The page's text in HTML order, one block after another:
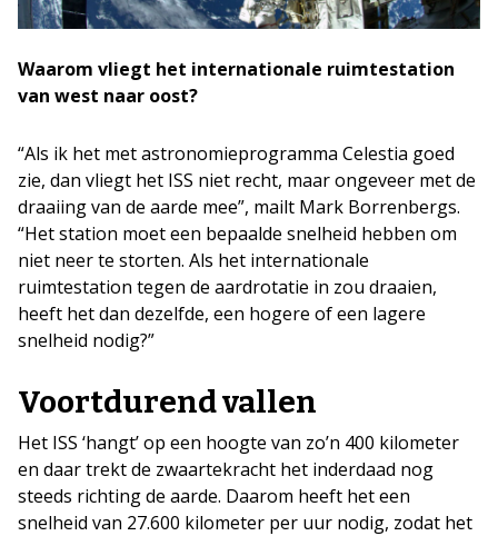
Waarom vliegt het internationale ruimtestation
van west naar oost?
“Als ik het met astronomieprogramma Celestia goed
zie, dan vliegt het ISS niet recht, maar ongeveer met de
draaiing van de aarde mee”, mailt Mark Borrenbergs.
“Het station moet een bepaalde snelheid hebben om
niet neer te storten. Als het internationale
ruimtestation tegen de aardrotatie in zou draaien,
heeft het dan dezelfde, een hogere of een lagere
snelheid nodig?”
Voortdurend vallen
Het ISS ‘hangt’ op een hoogte van zo’n 400 kilometer
en daar trekt de zwaartekracht het inderdaad nog
steeds richting de aarde. Daarom heeft het een
snelheid van 27.600 kilometer per uur nodig, zodat het